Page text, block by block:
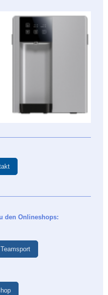
den Onlineshops: